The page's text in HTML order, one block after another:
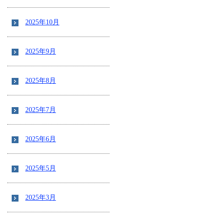
2025年10月
2025年9月
2025年8月
2025年7月
2025年6月
2025年5月
2025年3月